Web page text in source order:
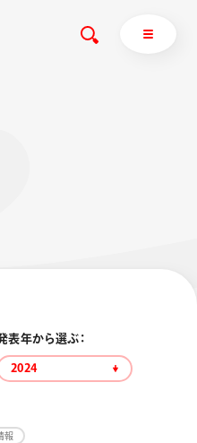
）
表年から選ぶ：
2024
報